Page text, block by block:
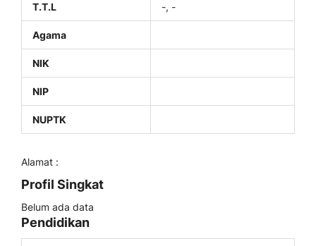
T.T.L -, -
Agama
NIK
NIP
NUPTK
Alamat :
Profil Singkat
Belum ada data
Pendidikan